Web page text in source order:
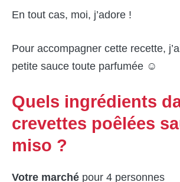
En tout cas, moi, j’adore !
Pour accompagner cette recette,
petite sauce toute parfumée ☺
Quels ingrédients
crevettes poêlées
miso ?
Votre marché pour 4 personnes